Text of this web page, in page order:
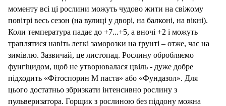
моменту всі ці рослини можуть чудово жити на свіжому
повітрі весь сезон (на вулиці у дворі, на балконі, на вікні).
Коли температура падає до +7...+5, а вночі +2 і можуть
траплятися навіть легкі заморозки на ґрунті – отже, час на
зимівлю. Зазвичай, це листопад. Рослину обробляємо
фунгіцидом, щоб не утворювалася цвіль - дуже добре
підходить «Фітоспорин М паста» або «Фундазол». Для
цього достатньо збризкати інтенсивно рослину з
пульверизатора. Горщик з рослиною без піддону можна